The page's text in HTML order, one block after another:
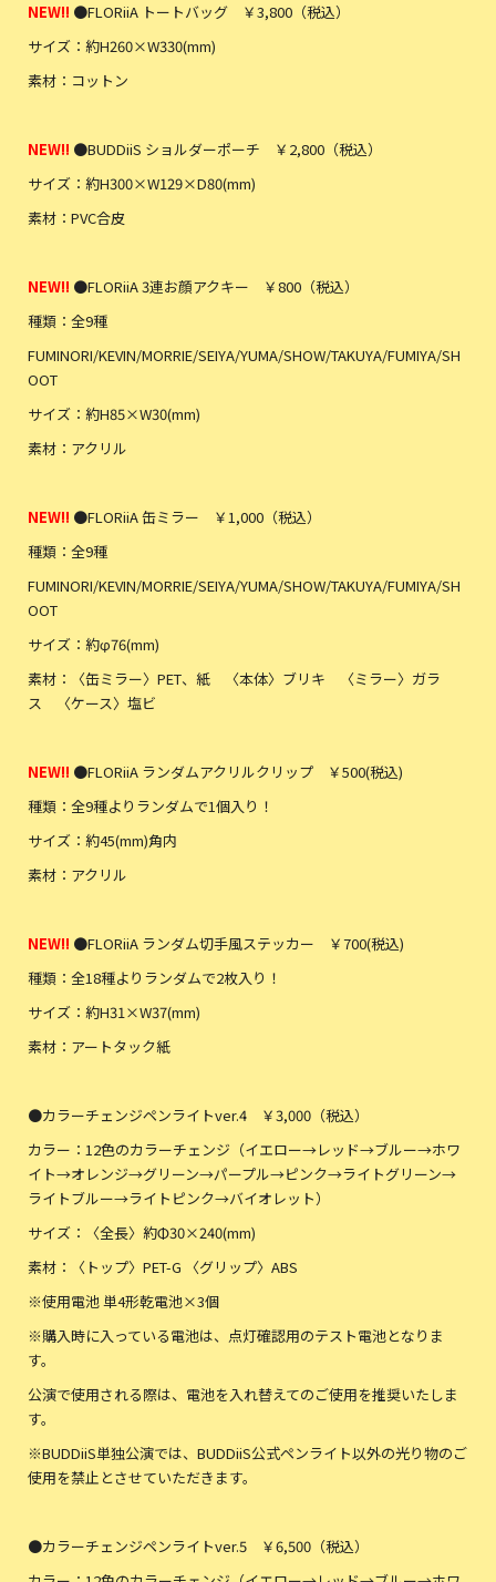
NEW!! ●FLORiiA トートバッグ ￥3,800（税込）
サイズ：約H260×W330(mm)
素材：コットン
NEW!! ●BUDDiiS ショルダーポーチ ￥2,800（税込）
サイズ：約H300×W129×D80(mm)
素材：PVC合皮
NEW!! ●FLORiiA 3連お顔アクキー ￥800（税込）
種類：全9種
FUMINORI/KEVIN/MORRIE/SEIYA/YUMA/SHOW/TAKUYA/FUMIYA/SH
OOT
サイズ：約H85×W30(mm)
素材：アクリル
NEW!! ●FLORiiA 缶ミラー ￥1,000（税込）
種類：全9種
FUMINORI/KEVIN/MORRIE/SEIYA/YUMA/SHOW/TAKUYA/FUMIYA/SH
OOT
サイズ：約φ76(mm)
素材：〈缶ミラー〉PET、紙 〈本体〉ブリキ 〈ミラー〉ガラ
ス 〈ケース〉塩ビ
NEW!! ●FLORiiA ランダムアクリルクリップ ￥500(税込)
種類：全9種よりランダムで1個入り！
サイズ：約45(mm)角内
素材：アクリル
NEW!! ●FLORiiA ランダム切手風ステッカー ￥700(税込)
種類：全18種よりランダムで2枚入り！
サイズ：約H31×W37(mm)
素材：アートタック紙
●カラーチェンジペンライトver.4 ￥3,000（税込）
カラー：12色のカラーチェンジ（イエロー→レッド→ブルー→ホワ
イト→オレンジ→グリーン→パープル→ピンク→ライトグリーン→
ライトブルー→ライトピンク→バイオレット）
サイズ：〈全長〉約Φ30×240(mm)
素材：〈トップ〉PET-G 〈グリップ〉ABS
※使用電池 単4形乾電池×3個
※購入時に入っている電池は、点灯確認用のテスト電池となりま
す。
公演で使用される際は、電池を入れ替えてのご使用を推奨いたしま
す。
※BUDDiiS単独公演では、BUDDiiS公式ペンライト以外の光り物のご
使用を禁止とさせていただきます。
●カラーチェンジペンライトver.5 ￥6,500（税込）